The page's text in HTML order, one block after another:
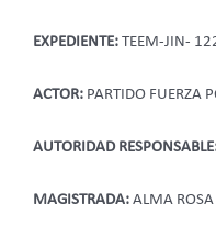
EXPEDIENTE: TEEM-JIN-
ACTOR: PARTIDO FUERZA
AUTORIDAD
MAGISTRADA: ALMA